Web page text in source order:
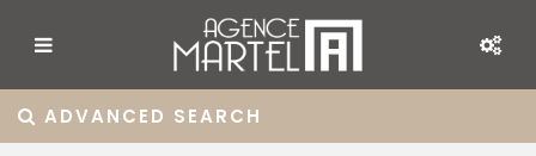
ADVANCED SEARCH